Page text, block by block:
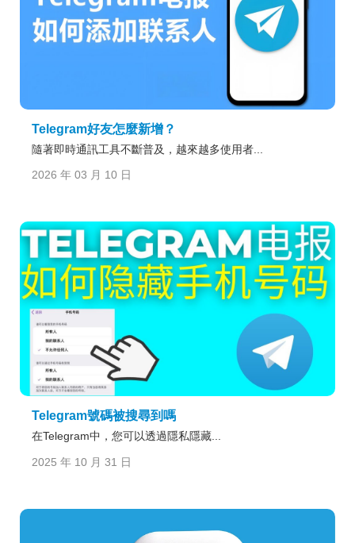
Telegram好友怎麼新增？
隨著即時通訊工具不斷普及，越來越多使用者...
2026 年 03 月 10 日
Telegram號碼被搜尋到嗎
在Telegram中，您可以透過隱私隱藏...
2025 年 10 月 31 日